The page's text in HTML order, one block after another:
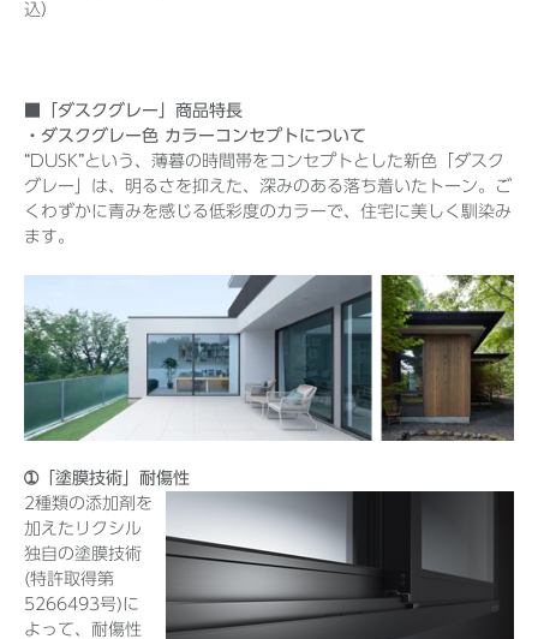
込）
■「ダスクグレー」商品特長
・ダスクグレー色 カラーコンセプトについて
“DUSK”という、薄暮の時間帯をコンセプトとした新色「ダスク
グレー」は、明るさを抑えた、深みのある落ち着いたトーン。ご
くわずかに青みを感じる低彩度のカラーで、住宅に美しく馴染み
ます。
➀「塗膜技術」耐傷性
2種類の添加剤を
加えたリクシル
独自の塗膜技術
(特許取得第
5266493号)に
よって、耐傷性